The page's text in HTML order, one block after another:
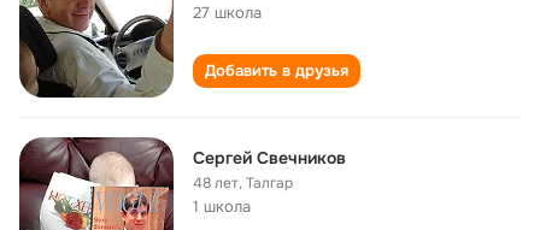
27 школа
Добавить в друзья
Сергей Свечников
48 лет,Талгар
1 школа